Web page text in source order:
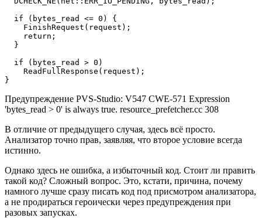
  if (bytes_read <= 0) {
    FinishRequest(request);
    return;
  }
  if (bytes_read > 0)
    ReadFullResponse(request);
}
Предупреждение PVS-Studio: V547 CWE-571 Expression
'bytes_read > 0' is always true. resource_prefetcher.cc 308
В отличие от предыдущего случая, здесь всё просто.
Анализатор точно прав, заявляя, что второе условие всегда
истинно.
Однако здесь не ошибка, а избыточный код. Стоит ли править
такой код? Сложный вопрос. Это, кстати, причина, почему
намного лучше сразу писать код под присмотром анализатора,
а не продираться героически через предупреждения при
разовых запусках.